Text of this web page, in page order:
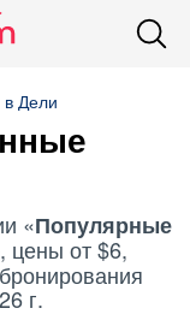
в Дели
«Популярные
цены от $6,
г.